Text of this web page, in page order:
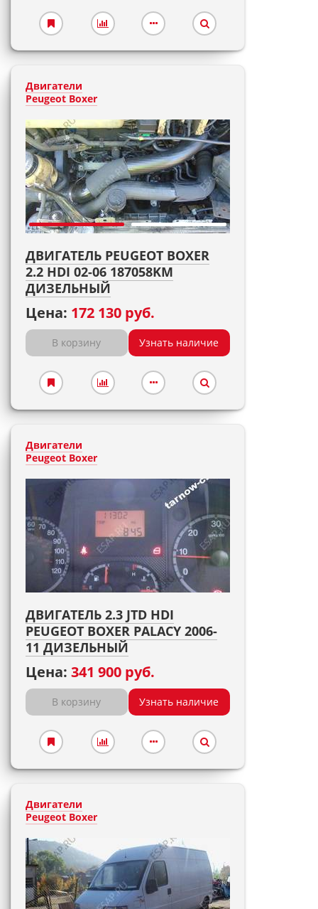
Двигатели
Peugeot Boxer
ДВИГАТЕЛЬ PEUGEOT BOXER
2.2 HDI 02-06 187058KM
ДИЗЕЛЬНЫЙ
Цена: 172 130 руб.
В корзину Узнать наличие
Двигатели
Peugeot Boxer
ДВИГАТЕЛЬ 2.3 JTD HDI
PEUGEOT BOXER PALACY 2006-
11 ДИЗЕЛЬНЫЙ
Цена: 341 900 руб.
В корзину Узнать наличие
Двигатели
Peugeot Boxer